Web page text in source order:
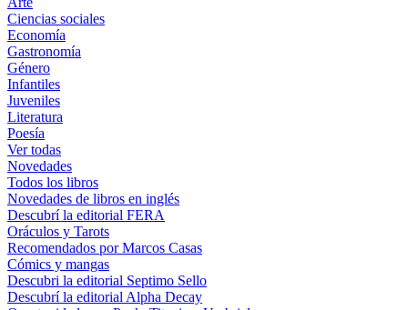
Ciencias sociales
Economía
Gastronomía
Género
Infantiles
Juveniles
Literatura
Poesía
Ver todas
Novedades
Todos los libros
Novedades de libros en inglés
Descubrí la editorial FERA
Oráculos y Tarots
Recomendados por Marcos Casas
Cómics y mangas
Descubri la editorial Septimo Sello
Descubrí la editorial Alpha Decay